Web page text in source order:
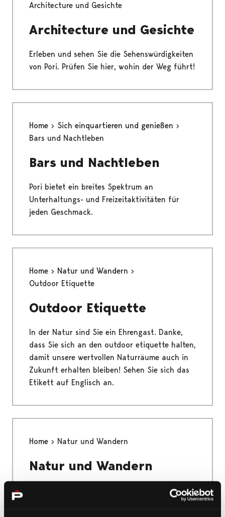
Architecture und Gesichte
Architecture und Gesichte
Erleben und sehen Sie die Sehenswürdigkeiten
von Pori. Prüfen Sie hier, wohin der Weg führt!
Home
Sich einquartieren und genießen
Bars und Nachtleben
Bars und Nachtleben
Pori bietet ein breites Spektrum an
Unterhaltungs- und Freizeitaktivitäten für
jeden Geschmack.
Home
Natur und Wandern
Outdoor Etiquette
Outdoor Etiquette
In der Natur sind Sie ein Ehrengast. Danke,
dass Sie sich an den outdoor etiquette halten,
damit unsere wertvollen Naturräume auch in
Zukunft erhalten bleiben! Sehen Sie sich das
Etikett auf Englisch an.
Home Natur und Wandern
Natur und Wandern
Das einzigartige Yyteri, der Nationalpark
Bottnisches Meer, die größte Flussmündung